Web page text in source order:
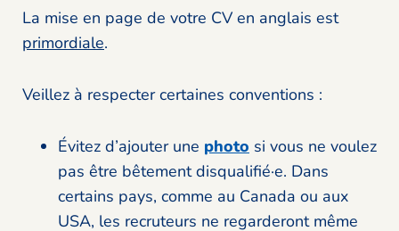
La mise en page de votre CV en anglais est
primordiale.
Veillez à respecter certaines conventions :
Évitez d’ajouter une photo si vous ne voulez
pas être bêtement disqualifié·e. Dans
certains pays, comme au Canada ou aux
USA, les recruteurs ne regarderont même